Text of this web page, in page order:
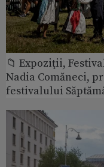
📁 Expoziţii,
Nadia Comăneci,
festivalului